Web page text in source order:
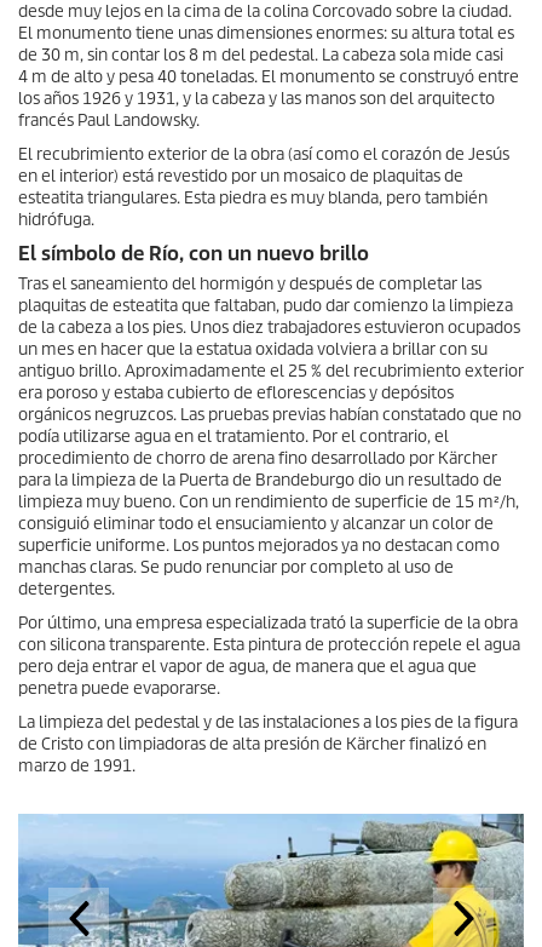
desde muy lejos en la cima de la colina Corcovado sobre la ciudad.
El monumento tiene unas dimensiones enormes: su altura total es
de 30 m, sin contar los 8 m del pedestal. La cabeza sola mide casi
4 m de alto y pesa 40 toneladas. El monumento se construyó entre
los años 1926 y 1931, y la cabeza y las manos son del arquitecto
francés Paul Landowsky.
El recubrimiento exterior de la obra (así como el corazón de Jesús
en el interior) está revestido por un mosaico de plaquitas de
esteatita triangulares. Esta piedra es muy blanda, pero también
hidrófuga.
El símbolo de Río, con un nuevo brillo
Tras el saneamiento del hormigón y después de completar las
plaquitas de esteatita que faltaban, pudo dar comienzo la limpieza
de la cabeza a los pies. Unos diez trabajadores estuvieron ocupados
un mes en hacer que la estatua oxidada volviera a brillar con su
antiguo brillo. Aproximadamente el 25 % del recubrimiento exterior
era poroso y estaba cubierto de eflorescencias y depósitos
orgánicos negruzcos. Las pruebas previas habían constatado que no
podía utilizarse agua en el tratamiento. Por el contrario, el
procedimiento de chorro de arena fino desarrollado por Kärcher
para la limpieza de la Puerta de Brandeburgo dio un resultado de
limpieza muy bueno. Con un rendimiento de superficie de 15 m²/h,
consiguió eliminar todo el ensuciamiento y alcanzar un color de
superficie uniforme. Los puntos mejorados ya no destacan como
manchas claras. Se pudo renunciar por completo al uso de
detergentes.
Por último, una empresa especializada trató la superficie de la obra
con silicona transparente. Esta pintura de protección repele el agua
pero deja entrar el vapor de agua, de manera que el agua que
penetra puede evaporarse.
La limpieza del pedestal y de las instalaciones a los pies de la figura
de Cristo con limpiadoras de alta presión de Kärcher finalizó en
marzo de 1991.